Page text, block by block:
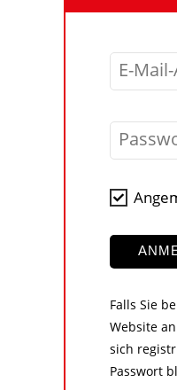
E-
Falls Sie
Website
sich
Passwort